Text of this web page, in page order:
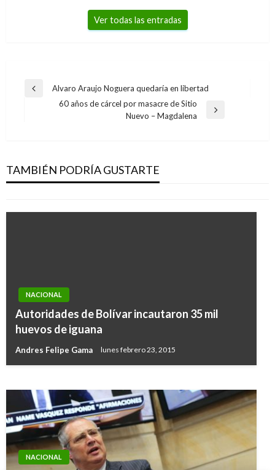
Ver todas las entradas
Navegación
Entrada
Alvaro Araujo Noguera quedaría en libertad
60 años de cárcel por masacre de Sitio
Nuevo – Magdalena
TAMBIÉN PODRÍA GUSTARTE
empresarios del cannabis medicinal
Iván Briceño viernes septiembre 6, 2019
NACIONAL
Autoridades de Bolívar incautaron 35 mil
huevos de iguana
Andres Felipe Gama lunes febrero 23, 2015
NACIONAL